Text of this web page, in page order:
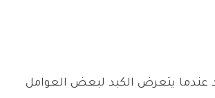
عندما يتعرض الكبد لبعض العوامل